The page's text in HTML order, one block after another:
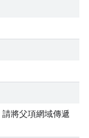
將父項網域傳遞